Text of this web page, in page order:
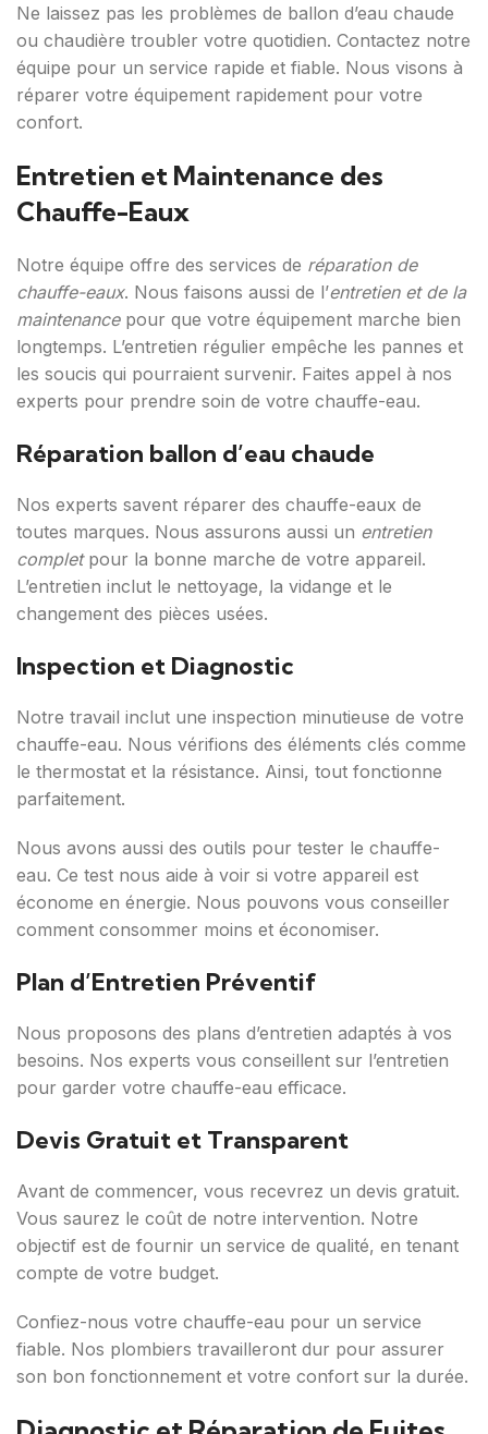
Ne laissez pas les problèmes de ballon d’eau chaude
ou chaudière troubler votre quotidien. Contactez notre
équipe pour un service rapide et fiable. Nous visons à
réparer votre équipement rapidement pour votre
confort.
Entretien et Maintenance des
Chauffe-Eaux
Notre équipe offre des services de réparation de
chauffe-eaux. Nous faisons aussi de l’entretien et de la
maintenancepour que votre équipement marche bien
longtemps. L’entretien régulier empêche les pannes et
les soucis qui pourraient survenir. Faites appel à nos
experts pour prendre soin de votre chauffe-eau.
Réparation ballon d’eau chaude
Nos experts savent réparer des chauffe-eaux de
toutes marques. Nous assurons aussi un entretien
completpour la bonne marche de votre appareil.
L’entretien inclut le nettoyage, la vidange et le
changement des pièces usées.
Inspection et Diagnostic
Notre travail inclut une inspection minutieuse de votre
chauffe-eau. Nous vérifions des éléments clés comme
le thermostat et la résistance. Ainsi, tout fonctionne
parfaitement.
Nous avons aussi des outils pour tester le chauffe-
eau. Ce test nous aide à voir si votre appareil est
économe en énergie. Nous pouvons vous conseiller
comment consommer moins et économiser.
Plan d’Entretien Préventif
Nous proposons des plans d’entretien adaptés à vos
besoins. Nos experts vous conseillent sur l’entretien
pour garder votre chauffe-eau efficace.
Devis Gratuit et Transparent
Avant de commencer, vous recevrez un devis gratuit.
Vous saurez le coût de notre intervention. Notre
objectif est de fournir un service de qualité, en tenant
compte de votre budget.
Confiez-nous votre chauffe-eau pour un service
fiable. Nos plombiers travailleront dur pour assurer
son bon fonctionnement et votre confort sur la durée.